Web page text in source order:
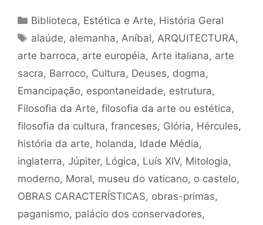
Categorias
Biblioteca, Estética e Arte, História Geral
Tags
alaúde, alemanha,Aníbal,ARQUITECTURA,
arte barroca, arte européia, Arte italiana, arte
sacra, Barroco, Cultura, Deuses, dogma,
Emancipação, espontaneidade, estrutura,
Filosofia da Arte, filosofia da arte ou estética,
filosofia da cultura, franceses, Glória, Hércules,
história da arte, holanda, Idade Média,
inglaterra, Júpiter, Lógica, Luís XIV, Mitologia,
moderno, Moral, museu do vaticano, o castelo,
OBRAS CARACTERÍSTICAS, obras-primas,
paganismo, palácio dos conservadores,